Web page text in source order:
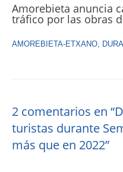
Amorebieta anuncia
tráfico por las obras
AMOREBIETA-ETXANO
2 comentarios en
turistas durante
más que en 2022”